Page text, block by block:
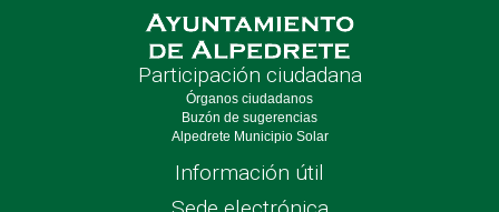
Participación ciudadana
Órganos ciudadanos
Buzón de sugerencias
Alpedrete Municipio Solar
Información útil